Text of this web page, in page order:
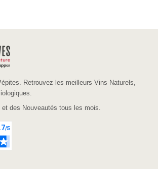
Retrouvez les meilleurs Vins Naturels,
et des Nouveautés tous les mois.